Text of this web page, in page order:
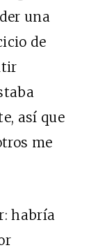
una
de
así que
me
habría